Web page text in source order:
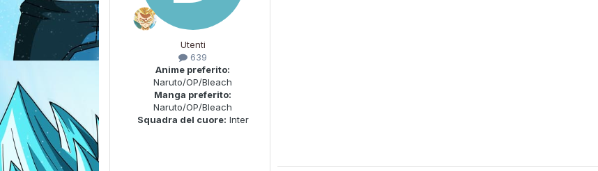
Utenti
639
Anime preferito:
Naruto/OP/Bleach
Manga preferito:
Naruto/OP/Bleach
Squadra del cuore: Inter